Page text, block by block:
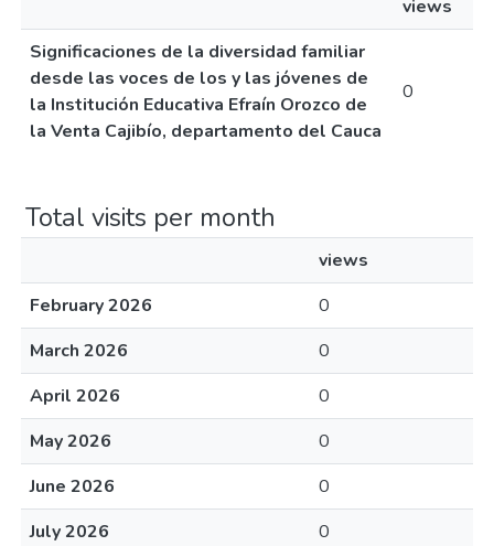
views
Significaciones de la diversidad familiar
desde las voces de los y las jóvenes de
la Institución Educativa Efraín Orozco de
la Venta Cajibío, departamento del Cauca
0
Total visits per month
views
February 2026
0
March 2026
0
April 2026
0
May 2026
0
June 2026
0
July 2026
0